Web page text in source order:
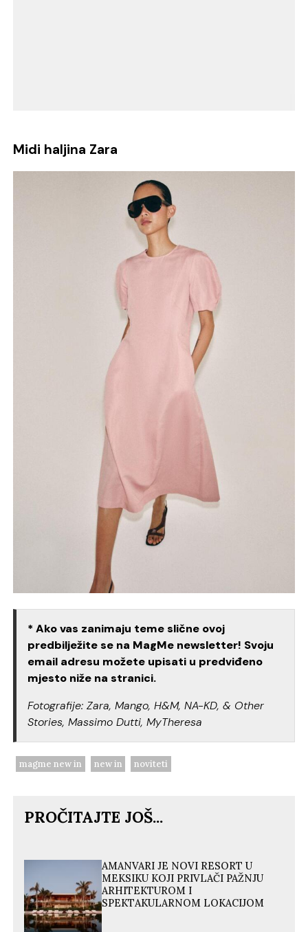
Midi haljina Zara
* Ako vas zanimaju teme slične ovoj
predbilježite se na MagMe newsletter! Svoju
email adresu možete upisati u predviđeno
mjesto niže na stranici.
Fotografije: Zara, Mango, H&M, NA-KD, & Other
Stories, Massimo Dutti, MyTheresa
magme new in new in noviteti
PROČITAJTE JOŠ...
AMANVARI JE NOVI RESORT U
MEKSIKU KOJI PRIVLAČI PAŽNJU
ARHITEKTUROM I
SPEKTAKULARNOM LOKACIJOM